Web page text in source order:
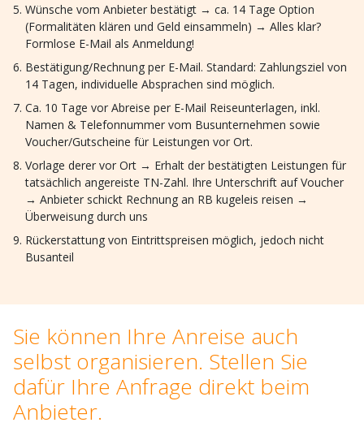
Wünsche vom Anbieter bestätigt → ca. 14 Tage Option
(Formalitäten klären und Geld einsammeln) → Alles klar?
Formlose E-Mail als Anmeldung!
Bestätigung/Rechnung per E-Mail. Standard: Zahlungsziel von
14 Tagen, individuelle Absprachen sind möglich.
Ca. 10 Tage vor Abreise per E-Mail Reiseunterlagen, inkl.
Namen & Telefonnummer vom Busunternehmen sowie
Voucher/Gutscheine für Leistungen vor Ort.
Vorlage derer vor Ort → Erhalt der bestätigten Leistungen für
tatsächlich angereiste TN-Zahl. Ihre Unterschrift auf Voucher
→ Anbieter schickt Rechnung an RB kugeleis reisen →
Überweisung durch uns
Rückerstattung von Eintrittspreisen möglich, jedoch nicht
Busanteil
Sie können Ihre Anreise auch
selbst organisieren. Stellen Sie
dafür Ihre Anfrage direkt beim
Anbieter.